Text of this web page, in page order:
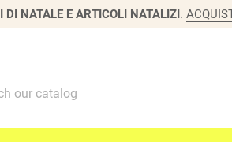
DI NATALE E ARTICOLI NATALIZI.